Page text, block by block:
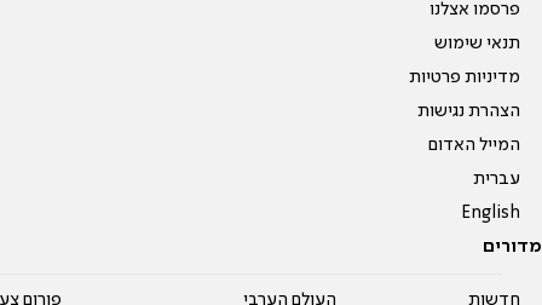
פרסמו אצלנו
תנאי שימוש
מדיניות פרטיות
הצהרת נגישות
המייל האדום
עברית
English
מדורים
חדשות העולם הערבי פורום